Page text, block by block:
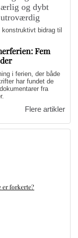
bidrag til
Fem
i ferien, der både
har fundet de
fra
Flere artikler
er forkerte?